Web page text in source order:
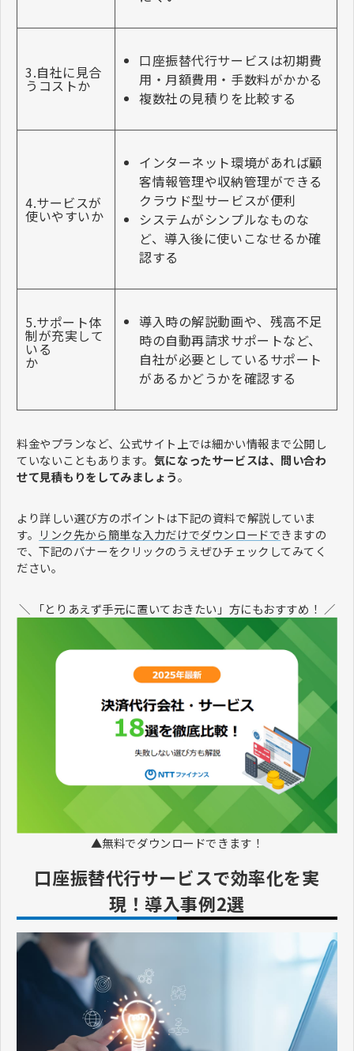
3.自社に見合
うコストか
口座振替代行サービスは初期費
用・月額費用・手数料がかかる
複数社の見積りを比較する
4.サービスが
使いやすいか
インターネット環境があれば顧
客情報管理や収納管理ができる
クラウド型サービスが便利
システムがシンプルなものな
ど、導入後に使いこなせるか確
認する
5.サポート体
制が充実して
いる
か
導入時の解説動画や、残高不足
時の自動再請求サポートなど、
自社が必要としているサポート
があるかどうかを確認する
料金やプランなど、公式サイト上では細かい情報まで公開し
ていないこともあります。 気になったサービスは、問い合わ
せて見積もりをしてみましょう。
より詳しい選び方のポイントは下記の資料で解説していま
す。 リンク先から簡単な入力だけでダウンロードできますの
で、下記のバナーをクリックのうえぜひチェックしてみてく
ださい。
＼ 「とりあえず手元に置いておきたい」方にもおすすめ！ ／
▲無料でダウンロードできます！
口座振替代行サービスで効率化を実
現！導入事例2選